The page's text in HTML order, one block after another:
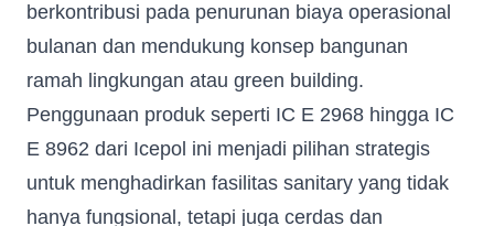
berkontribusi pada penurunan biaya operasional
bulanan dan mendukung konsep bangunan
ramah lingkungan atau green building.
Penggunaan produk seperti IC E 2968 hingga IC
E 8962 dari Icepol ini menjadi pilihan strategis
untuk menghadirkan fasilitas sanitary yang tidak
hanya fungsional, tetapi juga cerdas dan